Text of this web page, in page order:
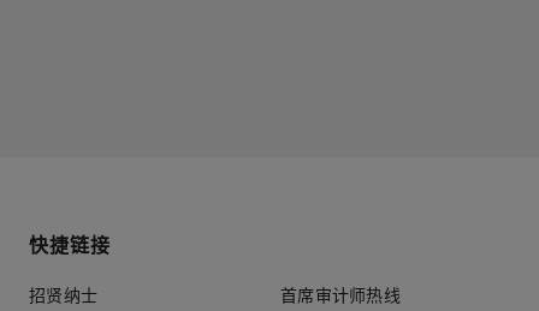
快捷链接
招贤纳士 首席审计师热线